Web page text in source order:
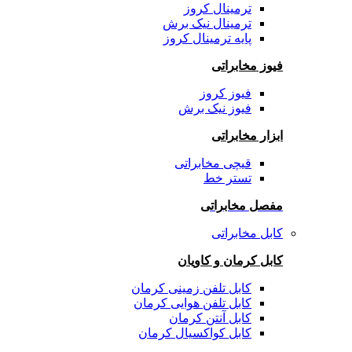
ترمینال کروز
ترمینال نیک برش
پایه ترمینال کروز
فیوز مخابراتی
فیوز کروز
فیوز نیک برش
ابزار مخابراتی
قیچی مخابراتی
تستر خط
مفصل مخابراتی
کابل مخابراتی
کابل کرمان و کاویان
کابل تلفن زمینی کرمان
کابل تلفن هوایی کرمان
کابل آنتن کرمان
کابل کواکسیال کرمان